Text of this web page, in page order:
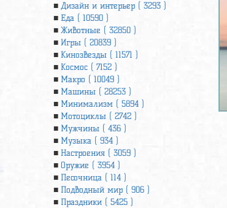
Дизайн и интерьер ( 3293 )
Еда ( 10590 )
Животные ( 32850 )
Игры ( 20839 )
Кинозвезды ( 11571 )
Космос ( 7152 )
Макро ( 10049 )
Машины ( 28253 )
Минимализм ( 5894 )
Мотоциклы ( 2742 )
Мужчины ( 436 )
Музыка ( 934 )
Настроения ( 3059 )
Оружие ( 3954 )
Песочница ( 114 )
Подводный мир ( 906 )
Праздники ( 5425 )